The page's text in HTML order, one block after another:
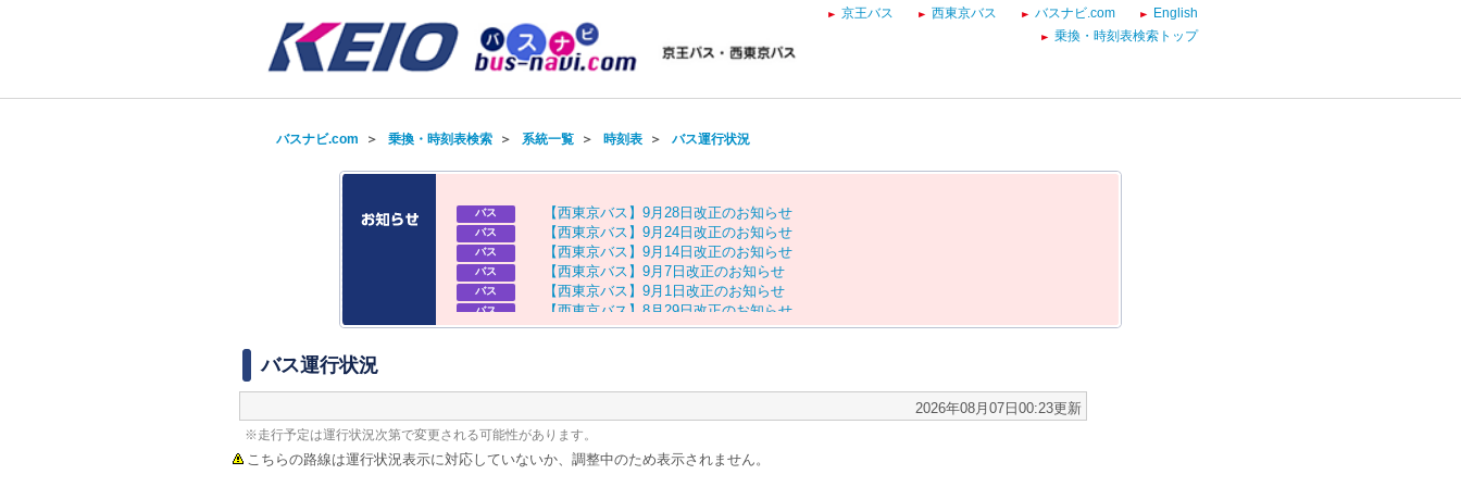
京王バス 西東京バス バスナビ.com
English
乗換・時刻表検索トップ
バスナビ.com ＞ 乗換・時刻表検索＞ 系統一覧＞ 時刻表＞ バス運行状況
バス 【西東京バス 】 9月 28 日 改正のお知 らせ
バス 【西東京バス 】 9月 24 日 改正のお知 らせ
バス 【西東京バス 】 9月 14 日 改正のお知 らせ
バス 【西東京バス 】 9月 7 日 改正のお知 らせ
バス 【西東京バス 】 9月 1 日 改正のお知 らせ
バス 【西東京バス 】 8 月 29日改正のお知 らせ
バス 【京王バス】お盆ダイヤのお知らせ
バス運行状況
2026年08月07日00:23更新
※走行予定は運行状況次第で変更される可能性があります。
こちらの路線は運行状況表示に対応していないか、調整中のため表示されません。